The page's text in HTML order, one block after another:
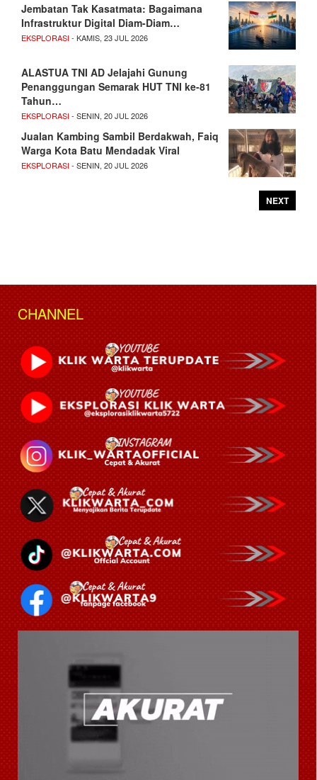
Jembatan Tak Kasatmata: Bagaimana
Infrastruktur Digital Diam-Diam…
EKSPLORASI- KAMIS, 23 JUL 2026
ALASTUA TNI AD Jelajahi Gunung
Penanggungan Semarak HUT TNI ke-81
Tahun…
EKSPLORASI- SENIN, 20 JUL 2026
Jualan Kambing Sambil Berdakwah, Faiq
Warga Kota Batu Mendadak Viral
EKSPLORASI- SENIN, 20 JUL 2026
NEXT
CHANNEL